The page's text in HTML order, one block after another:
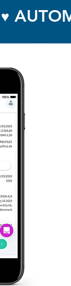
♥